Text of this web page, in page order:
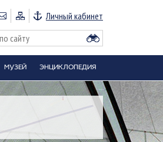
Личный кабинет
МУЗЕЙ ЭНЦИКЛОПЕДИЯ